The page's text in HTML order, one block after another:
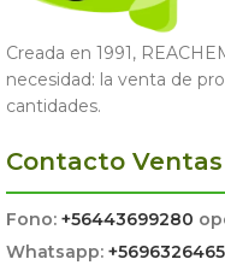
Creada en 1991,
necesidad: la venta de
cantidades.
Contacto
Fono: +56443699280
Whatsapp: